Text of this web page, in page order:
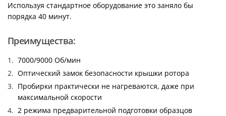
Используя стандартное оборудование это заняло бы
порядка 40 минут.
Преимущества:
7000/9000 Об/мин
Оптический замок безопасности крышки ротора
Пробирки практически не нагреваются, даже при
максимальной скорости
2 режима предварительной подготовки образцов